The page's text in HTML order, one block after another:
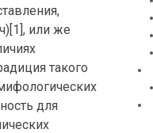
или же
такого
для